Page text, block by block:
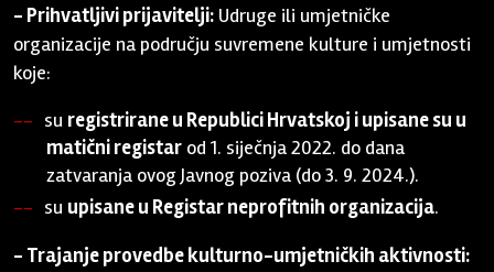
- Prihvatljivi prijavitelji: Udruge ili umjetničke
organizacije na području suvremene kulture i umjetnosti
koje:
su registrirane u Republici Hrvatskoj i upisane su u
matični registar od 1. siječnja 2022. do dana
zatvaranja ovog Javnog poziva (do 3. 9. 2024.).
su upisane u Registar neprofitnih organizacija.
- Trajanje provedbe kulturno-umjetničkih aktivnosti: